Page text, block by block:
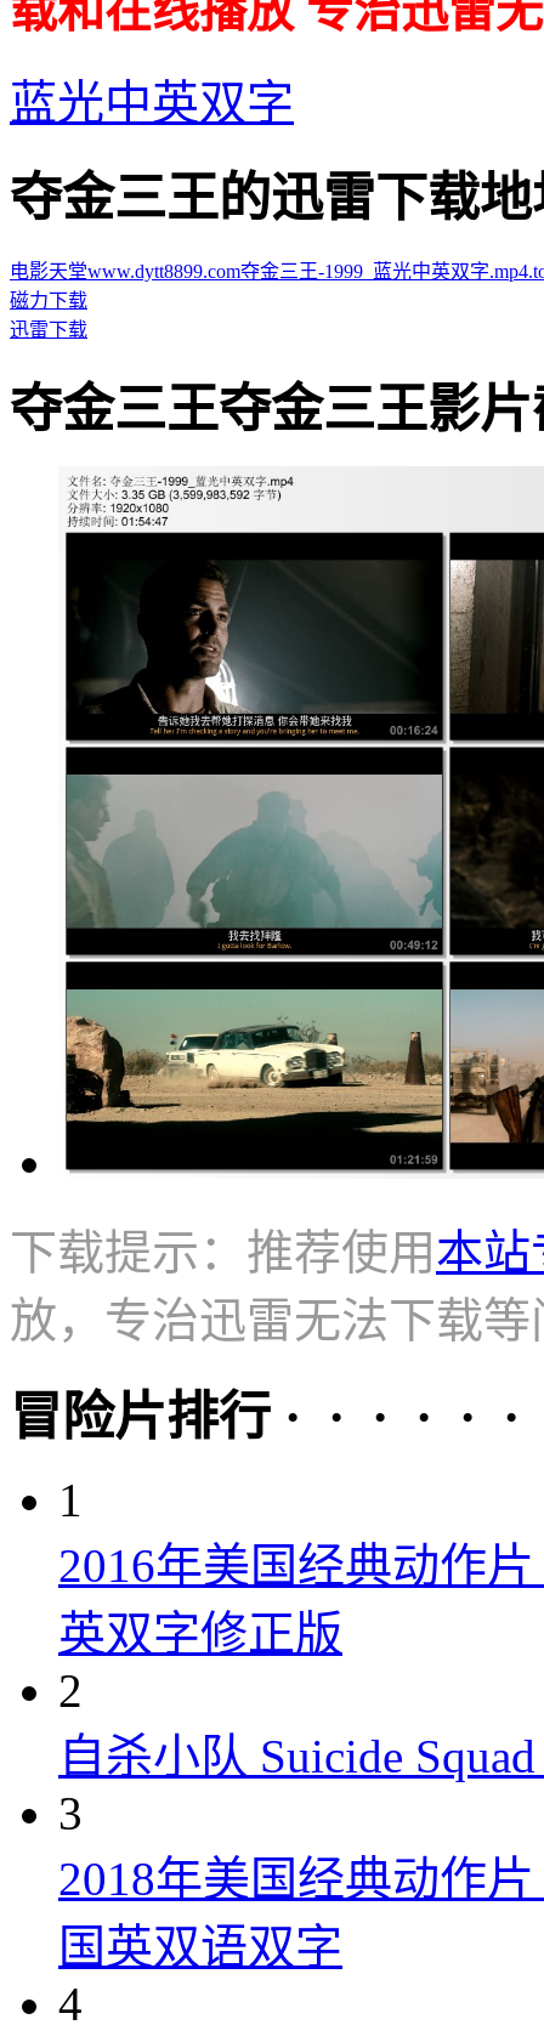
蓝光中英双字
夺金三王的迅雷下载地
电影天堂www.dytt8899.com夺金三王-1999_蓝光中英双字
磁力下载
迅雷下载
夺金三王夺金三王影片
下载提示：推荐使用本站
放，专治迅雷无法下载等
冒险片排行 · · · · · ·
1
2016年美国经典动作
英双字修正版
2
自杀小队 Suicide
3
2018年美国经典动作
国英双语双字
4